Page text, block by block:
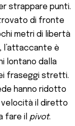
strappare punti.
di fronte
metri di libertà
l’attaccante è
lontano dalla
fraseggi stretti.
hanno ridotto
velocità il diretto
fare il pivot.